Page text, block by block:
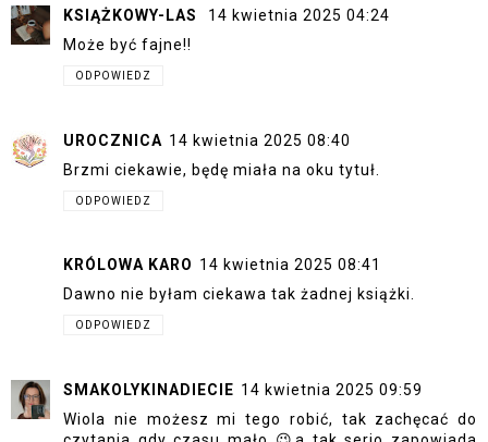
KSIĄŻKOWY-LAS
14 kwietnia 2025 04:24
Może być fajne!!
ODPOWIEDZ
UROCZNICA 14 kwietnia 2025 08:40
Brzmi ciekawie, będę miała na oku tytuł.
ODPOWIEDZ
KRÓLOWA KARO 14 kwietnia 2025 08:41
Dawno nie byłam ciekawa tak żadnej książki.
ODPOWIEDZ
SMAKOLYKINADIECIE 14 kwietnia 2025 09:59
Wiola nie możesz mi tego robić, tak zachęcać do